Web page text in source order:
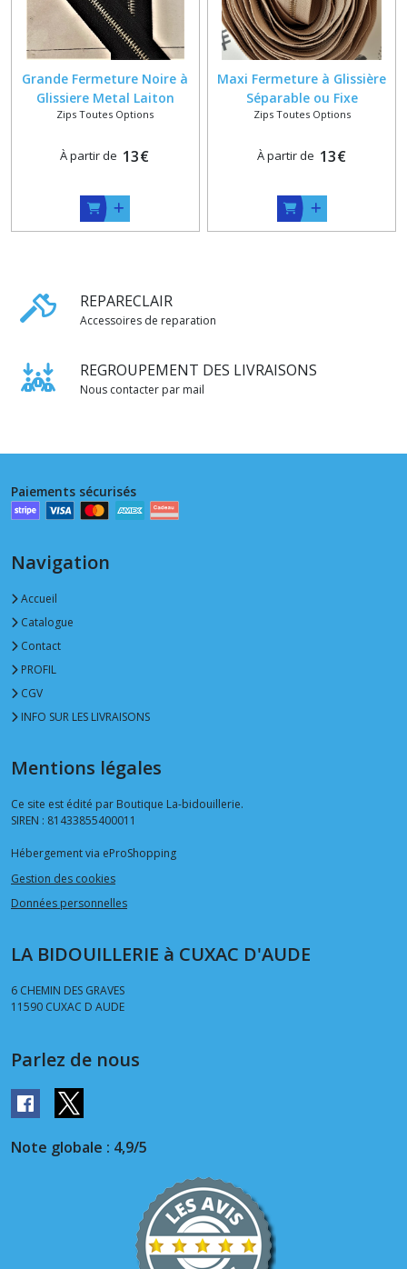
Grande Fermeture Noire à
Glissiere Metal Laiton
Nickelé 6 mm sur Mesure de
Zips Toutes Options
À partir de 13€
Maxi Fermeture à Glissière
Séparable ou Fixe
Métallique 6 mm sur
Zips Toutes Options
À partir de 13€
REPARECLAIR
Accessoires de reparation
REGROUPEMENT DES LIVRAISONS
Nous contacter par mail
Paiements sécurisés
Navigation
Accueil
Catalogue
Contact
PROFIL
CGV
INFO SUR LES LIVRAISONS
Mentions légales
Ce site est édité par Boutique La-bidouillerie.
SIREN : 81433855400011
Hébergement via eProShopping
Gestion des cookies
Données personnelles
LA BIDOUILLERIE à CUXAC D'AUDE
6 CHEMIN DES GRAVES
11590 CUXAC D AUDE
Parlez de nous
Note globale : 4,9/5